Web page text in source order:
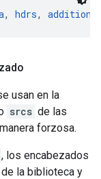
, hdrs,
usan en la
srcs de las
forzosa.
, los encabezados
la biblioteca y